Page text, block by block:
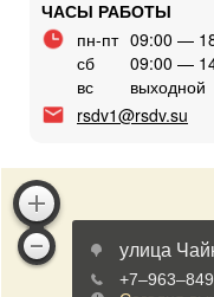
ЧАСЫ РАБОТЫ
пн-пт 09:00 —
сб
09:00 —
вс
выходной
rsdv1@rsdv.su